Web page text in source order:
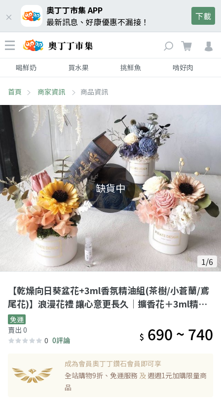
奧丁丁市集 APP
最新訊息、好康優惠不漏接！
下載
喝鮮奶 買水果 挑鮮魚 啃好肉
首頁 商家資訊 商品資訊
缺貨中
1/6
【乾燥向日葵盆花+3ml香氛精油組(茶樹/小蒼蘭/鳶
尾花)】浪漫花禮 讓心意更長久｜擴香花＋3ml精油
｜三款香氛任選
免運
賣出 0
0 0評論 $ 690 ~ 740
成為會員奧丁丁鑽石會員即可享
全站購物9折、免運服務 及 週週1元加購限量商
品